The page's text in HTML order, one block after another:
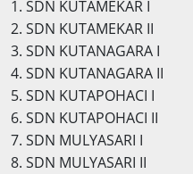
1. SDN KUTAMEKAR I
2. SDN KUTAMEKAR II
3. SDN KUTANAGARA I
4. SDN KUTANAGARA II
5. SDN KUTAPOHACI I
6. SDN KUTAPOHACI II
7. SDN MULYASARI I
8. SDN MULYASARI II